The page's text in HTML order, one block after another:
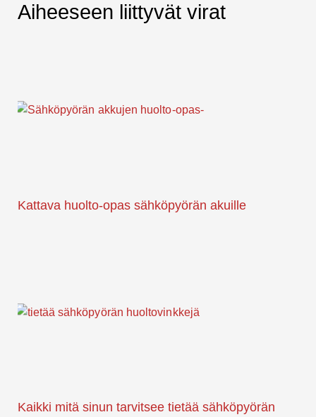
Aiheeseen liittyvät virat
Kattava huolto-opas sähköpyörän akuille
Kaikki mitä sinun tarvitsee tietää sähköpyörän